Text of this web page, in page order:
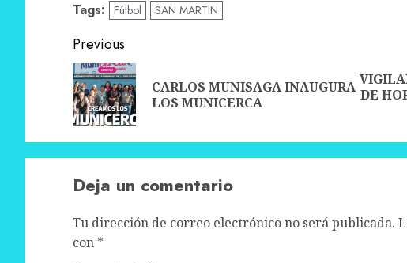
Tags: Fútbol SAN MARTIN
Post
navigation
Previous
CARLOS MUNISAGA INAUGURA
LOS MUNICERCA
Next
DE
Deja un comentario
Tu dirección de correo electrónico no será publicada.
con *